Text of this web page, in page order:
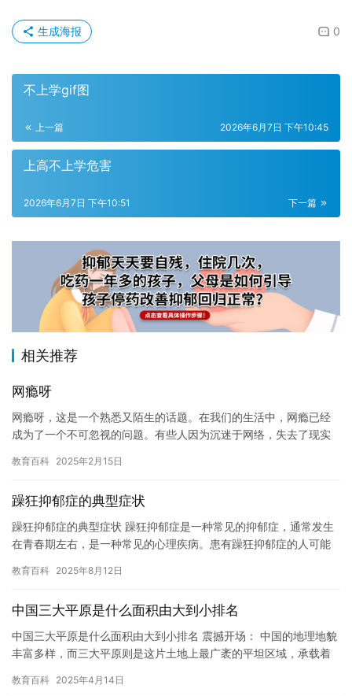
0
生成海报
不上学gif图
上一篇 2026年6月7日 下午10:45
上高不上学危害
下一篇
2026年6月7日 下午10:51
相关推荐
网瘾呀
网瘾呀，这是一个熟悉又陌生的话题。在我们的生活中，网瘾已经
成为了一个不可忽视的问题。有些人因为沉迷于网络，失去了现实
之中。…
教育百科 2025年2月15日
躁狂抑郁症的典型症状
躁狂抑郁症的典型症状 躁狂抑郁症是一种常见的抑郁症，通常发生
在青春期左右，是一种常见的心理疾病。患有躁狂抑郁症的人可能
无法…
教育百科 2025年8月12日
中国三大平原是什么面积由大到小排名
中国三大平原是什么面积由大到小排名 震撼开场： 中国的地理地貌
丰富多样，而三大平原则是这片土地上最广袤的平坦区域，承载着
大…
教育百科 2025年4月14日